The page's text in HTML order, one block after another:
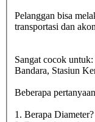
Pelanggan bisa
transportasi dan
Sangat cocok
Bandara, Stasiun
Beberapa
1. Berapa Diameter?